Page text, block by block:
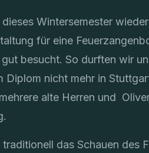
Wintersemester
für eine
besucht. So durften wir
Diplom nicht mehr in
alte Herren und
das Schauen des